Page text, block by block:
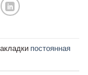
постоянная